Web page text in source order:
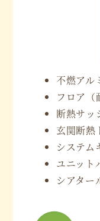
不燃アル
フロア（
断熱サッ
玄関断熱
システム
ユニット
シアター